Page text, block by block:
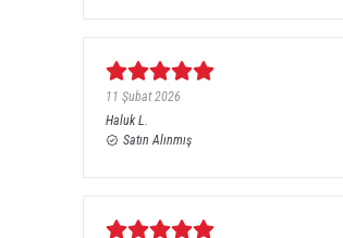
11 Şubat 2026
Haluk L.
Satın Alınmış